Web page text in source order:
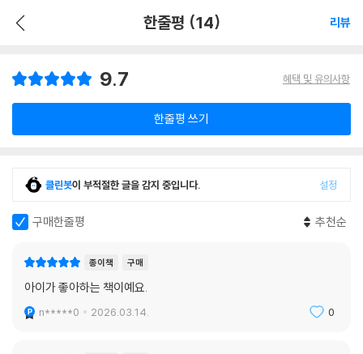
한줄평 (14) 리뷰
9.7 혜택 및 유의사항
한줄평 쓰기
클린봇이 부적절한 글을 감지 중입니다. 설정
구매한줄평 추천순
종이책 구매
아이가 좋아하는 책이예요.
n*****0 2026.03.14. 0